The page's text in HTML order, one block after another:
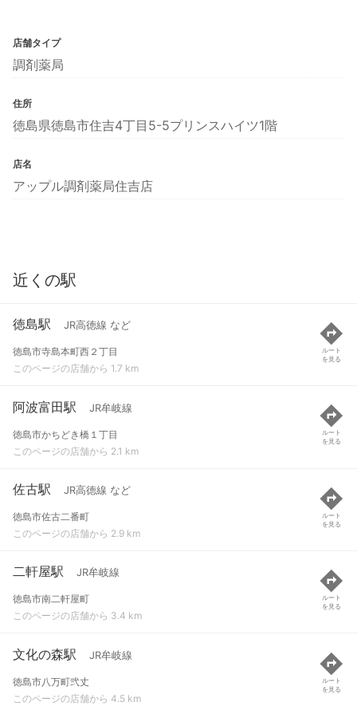
店舗タイプ
調剤薬局
住所
徳島県徳島市住吉4丁目5-5プリンスハイツ1階
店名
アップル調剤薬局住吉店
近くの駅
徳島駅 JR高徳線 など
徳島市寺島本町西２丁目
このページの店舗から 1.7 km
ルート
を見る
阿波富田駅 JR牟岐線
徳島市かちどき橋１丁目
このページの店舗から 2.1 km
ルート
を見る
佐古駅 JR高徳線 など
徳島市佐古二番町
このページの店舗から 2.9 km
ルート
を見る
二軒屋駅 JR牟岐線
徳島市南二軒屋町
このページの店舗から 3.4 km
ルート
を見る
文化の森駅 JR牟岐線
徳島市八万町弐丈
このページの店舗から 4.5 km
ルート
を見る